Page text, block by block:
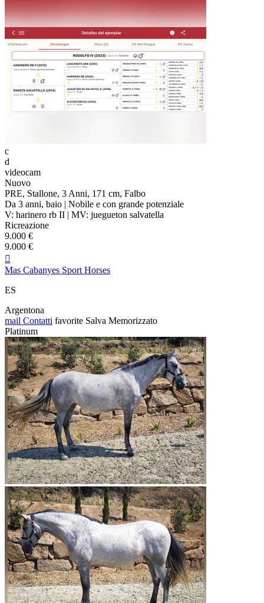
c
d
videocam
Nuovo
PRE, Stallone, 3 Anni, 171 cm, Falbo
Da 3 anni, baio | Nobile e con grande potenziale
V: harinero rb II | MV: juegueton salvatella
Ricreazione
9.000 €
9.000 €

Mas Cabanyes Sport Horses
ES
Argentona
mail Contatti favorite Salva Memorizzato
Platinum